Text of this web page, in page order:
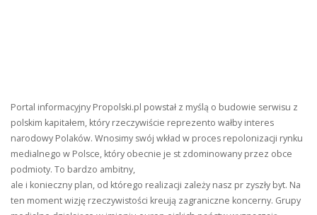
Portal informacyjny Propolski.pl powstał z myślą o budowie serwisu z
polskim kapitałem, który rzeczywiście reprezento wałby interes
narodowy Polaków. Wnosimy swój wkład w proces repolonizacji rynku
medialnego w Polsce, który obecnie je st zdominowany przez obce
podmioty. To bardzo ambitny,
ale i konieczny plan, od którego realizacji zależy nasz pr zyszły byt. Na
ten moment wizję rzeczywistości kreują zagraniczne koncerny. Grupy